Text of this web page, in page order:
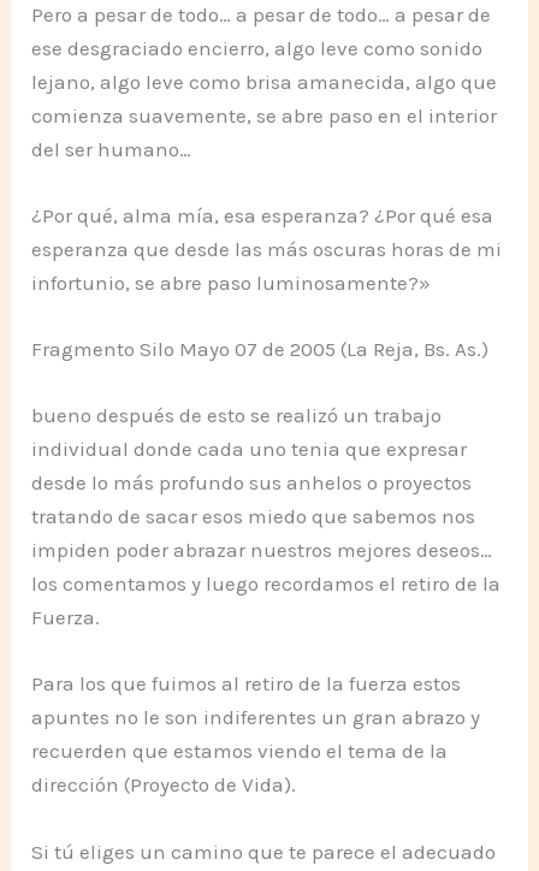
Pero a pesar de todo… a pesar de todo… a pesar de
ese desgraciado encierro, algo leve como sonido
lejano, algo leve como brisa amanecida, algo que
comienza suavemente, se abre paso en el interior
del ser humano…
¿Por qué, alma mía, esa esperanza? ¿Por qué esa
esperanza que desde las más oscuras horas de mi
infortunio, se abre paso luminosamente?»
Fragmento Silo Mayo 07 de 2005 (La Reja, Bs. As.)
bueno después de esto se realizó un trabajo
individual donde cada uno tenia que expresar
desde lo más profundo sus anhelos o proyectos
tratando de sacar esos miedo que sabemos nos
impiden poder abrazar nuestros mejores deseos…
los comentamos y luego recordamos el retiro de la
Fuerza.
Para los que fuimos al retiro de la fuerza estos
apuntes no le son indiferentes un gran abrazo y
recuerden que estamos viendo el tema de la
dirección (Proyecto de Vida).
Si tú eliges un camino que te parece el adecuado